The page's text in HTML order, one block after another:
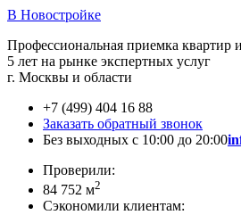
В Новостройке
Профессиональная приемка квартир
5 лет на рынке экспертных услуг
г. Москвы и области
+7 (499) 404 16 88
Заказать обратный звонок
Без выходных с 10:00 до 20:00
Проверили:
84 752 м2
Сэкономили клиентам: